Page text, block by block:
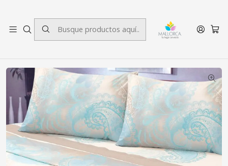
Inicio Dormitorio Sábanas SuperKing
Juego de Sábanas 144 Hilos Superking Vilafranca Turquesa